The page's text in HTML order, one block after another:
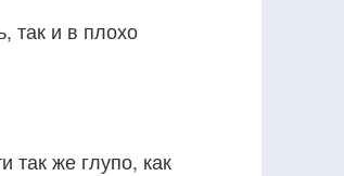
так и в плохо
так же глупо, как